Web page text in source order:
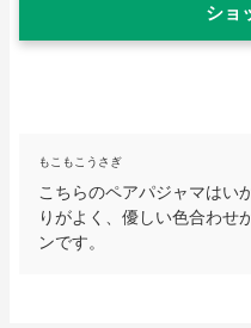
ショ
もこもこうさぎ
こちらのペアパジャマはい
りがよく、優しい色合わせ
ンです。